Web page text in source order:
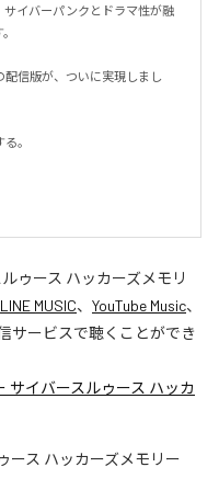
イバーパンクとドラマ性が融
信版が、ついに実現しまし
。
ゥース ハッカーズメモリ
LINE MUSIC、 YouTube Music、
サービスで聴くことができ
サイバースルゥース ハッカ